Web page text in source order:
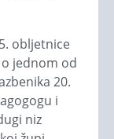
obljetnice
jednom od
20.
i
niz